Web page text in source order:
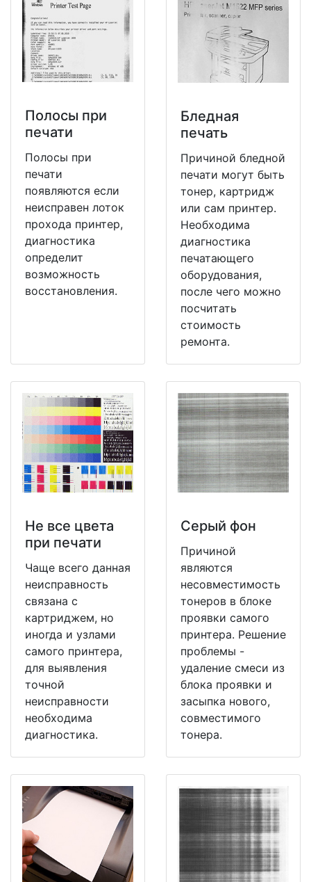
Полосы при
печати
Полосы при
печати
появляются если
неисправен лоток
прохода принтер,
диагностика
определит
возможность
восстановления.
Бледная
печать
Причиной бледной
печати могут быть
тонер, картридж
или сам принтер.
Необходима
диагностика
печатающего
оборудования,
после чего можно
посчитать
стоимость
ремонта.
Не все цвета
при печати
Чаще всего данная
неисправность
связана с
картриджем, но
иногда и узлами
самого принтера,
для выявления
точной
неисправности
необходима
диагностика.
Серый фон
Причиной
являются
несовместимость
тонеров в блоке
проявки самого
принтера. Решение
проблемы -
удаление смеси из
блока проявки и
засыпка нового,
совместимого
тонера.